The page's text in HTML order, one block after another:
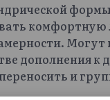
Могут
дополнения к
и